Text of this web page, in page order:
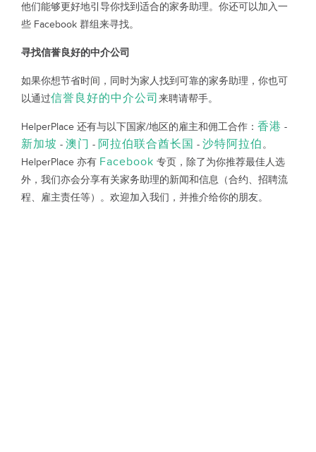
他们能够更好地引导你找到适合的家务助理。你还可以加入一
些 Facebook 群组来寻找。
寻找信誉良好的中介公司
如果你想节省时间，同时为家人找到可靠的家务助理，你也可
以通过信誉良好的中介公司 来聘请帮手。
HelperPlace 还有与以下国家/地区的雇主和佣工合作： 香港 -
新加坡 - 澳门 - 阿拉伯联合酋长国 - 沙特阿拉伯。
HelperPlace 亦有 Facebook 专页，除了为你推荐最佳人选
外，我们亦会分享有关家务助理的新闻和信息（合约、招聘流
程、雇主责任等）。欢迎加入我们，并推介给你的朋友。